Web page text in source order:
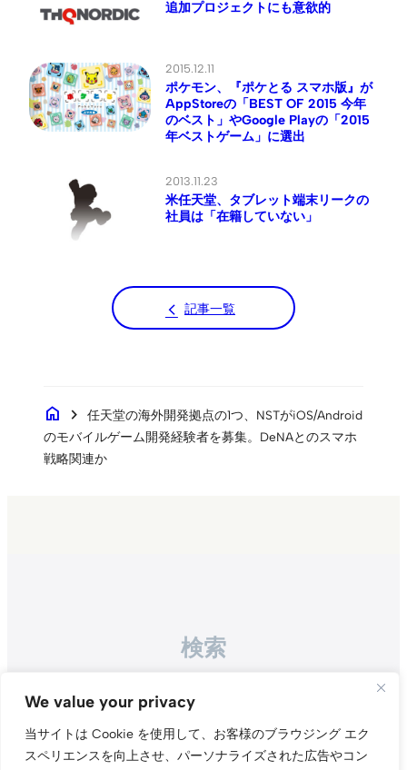
We value your privacy
当サイトは Cookie を使用して、お客様のブラウジング エク
スペリエンスを向上させ、パーソナライズされた広告やコン
追加プロジェクトにも意欲的
2015.12.11
ポケモン、『ポケとる スマホ版』が
AppStoreの「BEST OF 2015 今年
のベスト」やGoogle Playの「2015
年ベストゲーム」に選出
2013.11.23
米任天堂、タブレット端末リークの
社員は「在籍していない」
記事一覧
home chevron_right
任天堂の海外開発拠点の1つ、NSTがiOS/Android
のモバイルゲーム開発経験者を募集。DeNAとのスマホ
戦略関連か
検索
Search